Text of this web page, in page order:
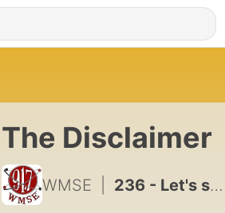
The Disclaimer
WMSE 236 - Let's say goodbye to The Disclaimer